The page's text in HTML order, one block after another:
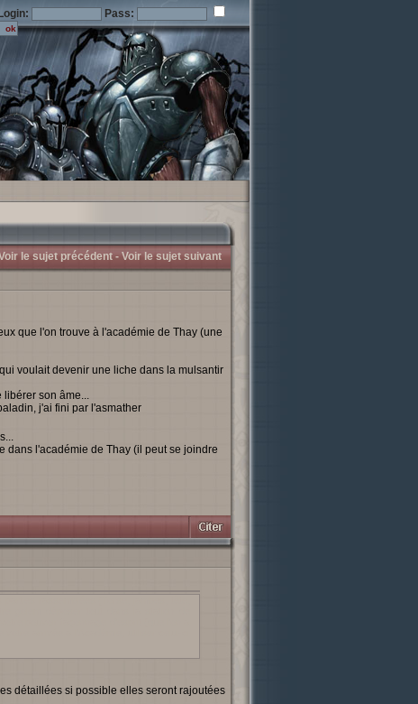
Login: Pass:
le sujet précédent - Voir le sujet suivant
que l'on trouve à l'académie de Thay (une
voulait devenir une liche dans la mulsantir
libérer son âme...
j'ai fini par l'asmather
dans l'académie de Thay (il peut se joindre
détaillées si possible elles seront rajoutées